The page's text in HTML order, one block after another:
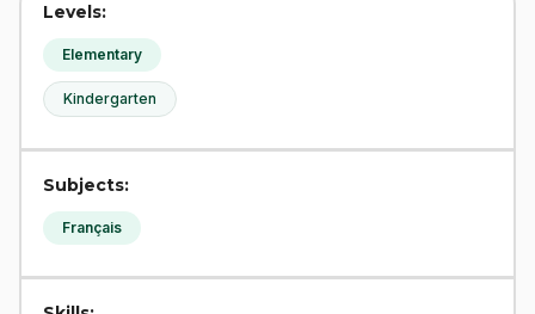
Levels:
Elementary
Kindergarten
Subjects:
Français